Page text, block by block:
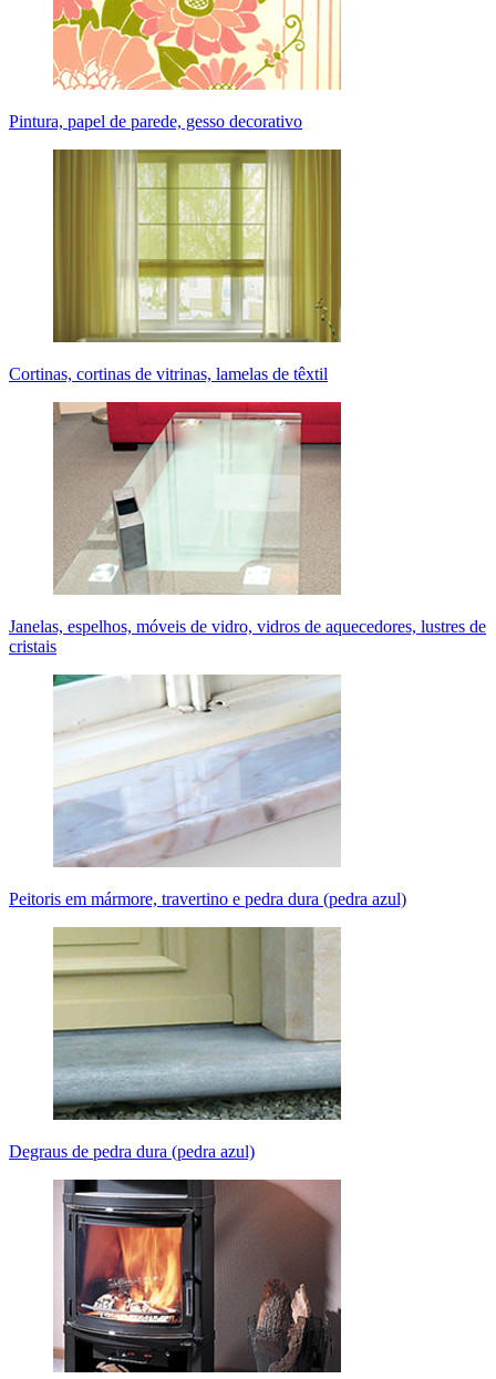
Pintura, papel de parede, gesso decorativo
Cortinas, cortinas de vitrinas, lamelas de têxtil
Janelas, espelhos, móveis de vidro, vidros de aquecedores, lustres de
cristais
Peitoris em mármore, travertino e pedra dura (pedra azul)
Degraus de pedra dura (pedra azul)